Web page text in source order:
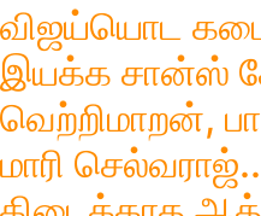
விஜய்யொட
இயக்க சான்ஸ்
வெற்றிமாறன்,
மாரி